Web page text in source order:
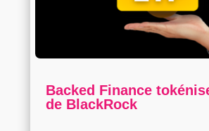
Backed Finance
de BlackRock